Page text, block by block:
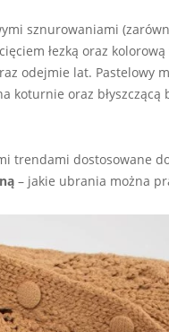
sznurowaniami
łezką oraz
odejmie lat. Pastelowy
koturnie oraz
trendami dostosowane
– jakie ubrania można